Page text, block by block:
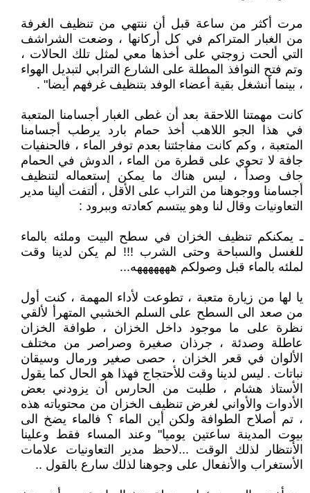
مرت أكثر من ساعة قبل أن ننتهي من تنظيف الغرفة
من الغبار المتراكم في كل أركانها ، وضعت الشراشف
التي ألحت زوجتي على أخذها معي لمثل تلك الحالات ،
وتم فتح النوافذ المطلة على الشارع الترابي لتبديل الهواء
، بينما أنشغل بقية أعضاء الوفد بتنظيف غرفهم أيضا" .
كانت مهمتنا اللاحقة بعد أن غطى الغبار أجسامنا المتعبة
في هذا الجو اللاهب أخذ حمام بارد يرطب أجسامنا
المتعبة ، وكم كانت مفاجئتنا بعدم توفر الماء ، فالحنفيات
جافة لا تحوي على قطرة من الماء ، الدوش في الحمام
جاف وصدأ ، ليس هناك ما يمكن إستعماله لتنظيف
أجسامنا ووجوهنا من التراب على الأقل ، ألتفت ألينا مدير
التعاونيات وقال لنا وهو يبتسم كعادته وببرود :
ـ يمكنكم تنظيف الخزان في سطح البيت وملئه بالماء
للغسل والسباحة وحتى الشرب !!! لم يكن لدينا وقت
لملئه بالماء قبل وصولكم هههههههه...
يا لها من زيارة متعبة ، تطوعت لأداء المهمة ، كنت أول
من صعد الى السطح على السلم الخشبي المتهرأ لألقي
نظرة على ما موجود داخل الخزان ، طوافة الخزان
عاطلة وصدئة ، جرذان صغيرة وصراصر من مختلف
الألوان في قعر الخزان ، حصى صغير ورمال وسيقان
نباتات . ليس لدينا وقت للأحتجاج فهذا هو الحال كما يقول
الأستاذ هشام ، طلبت من الحارس أن يزودني بعض
الأدوات والأواني لغرض تنظيف الخزان من محتوياته هذه
، تم أصلاح الطوافة ولكن أين الماء ؟ فالماء يضخ الى
بيوت المدينة ساعتين يوميا" وعند المساء فقط وعلينا
الأنتظار لذلك الوقت ...لاحظ مدير التعاونيات علامات
الأستغراب والأنفعال على وجوهنا لذلك سارع بالقول ..